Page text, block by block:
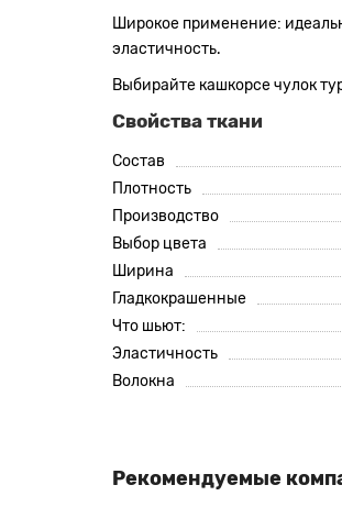
Широкое применение:
эластичность.
Выбирайте кашкорсе чулок
Свойства ткани
Состав
Плотность
Производство
Выбор цвета
Ширина
Гладкокрашенные
Что шьют:
Эластичность
Волокна
Рекомендуемые